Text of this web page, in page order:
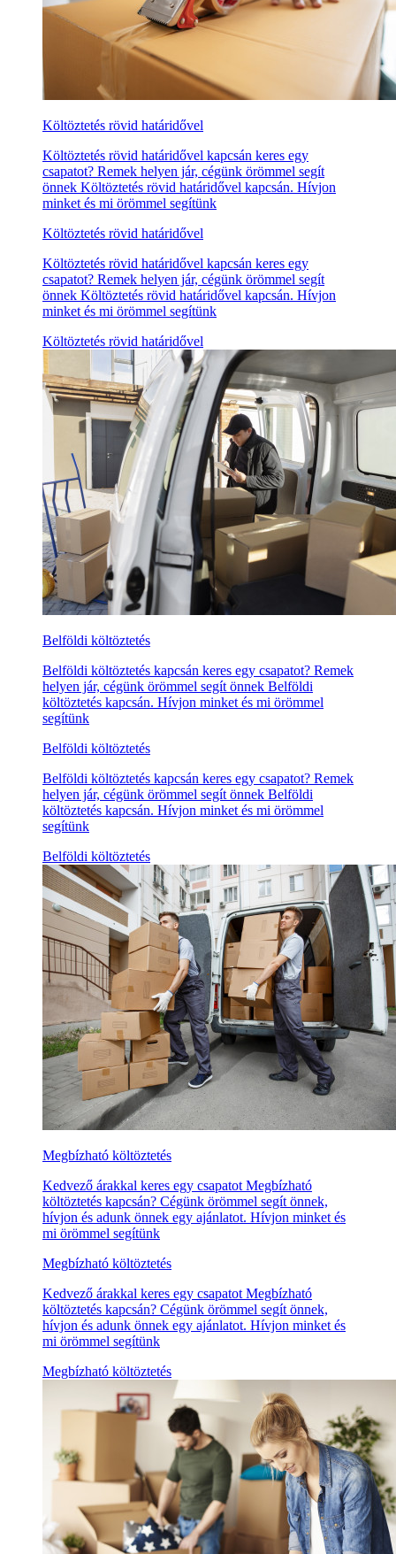
Költöztetés rövid határidővel
Költöztetés rövid határidővel kapcsán keres egy
csapatot? Remek helyen jár, cégünk örömmel segít
önnek Költöztetés rövid határidővel kapcsán. Hívjon
minket és mi örömmel segítünk
Költöztetés rövid határidővel
Költöztetés rövid határidővel kapcsán keres egy
csapatot? Remek helyen jár, cégünk örömmel segít
önnek Költöztetés rövid határidővel kapcsán. Hívjon
minket és mi örömmel segítünk
Költöztetés rövid határidővel
Belföldi költöztetés
Belföldi költöztetés kapcsán keres egy csapatot? Remek
helyen jár, cégünk örömmel segít önnek Belföldi
költöztetés kapcsán. Hívjon minket és mi örömmel
segítünk
Belföldi költöztetés
Belföldi költöztetés kapcsán keres egy csapatot? Remek
helyen jár, cégünk örömmel segít önnek Belföldi
költöztetés kapcsán. Hívjon minket és mi örömmel
segítünk
Belföldi költöztetés
Megbízható költöztetés
Kedvező árakkal keres egy csapatot Megbízható
költöztetés kapcsán? Cégünk örömmel segít önnek,
hívjon és adunk önnek egy ajánlatot. Hívjon minket és
mi örömmel segítünk
Megbízható költöztetés
Kedvező árakkal keres egy csapatot Megbízható
költöztetés kapcsán? Cégünk örömmel segít önnek,
hívjon és adunk önnek egy ajánlatot. Hívjon minket és
mi örömmel segítünk
Megbízható költöztetés